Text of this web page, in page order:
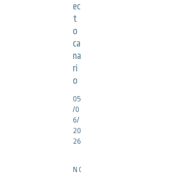
ec
t
o
ca
na
ri
o
05
/0
6/
20
26
NOTICIAS